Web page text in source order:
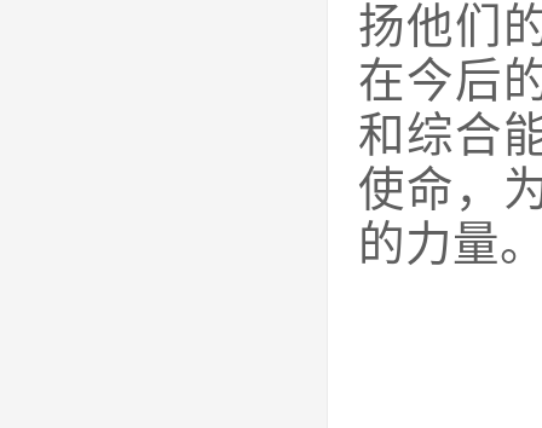
扬他们
在今后
和综合
使命，
的力量